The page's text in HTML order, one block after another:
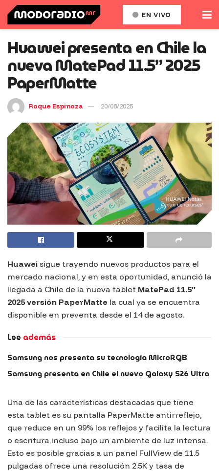
EN VIVO
Huawei presenta en Chile la
nueva MatePad 11.5” 2025
PaperMatte
Roque Espinoza 20/08/2025
Huawei sigue trayendo nuevos productos para el
mercado nacional, y en esta oportunidad, anunció la
llegada a Chile de la nueva tablet MatePad 11.5”
2025 versión PaperMatte la cual ya se encuentra
disponible en preventa desde el 14 de agosto.
Lee además
Samsung nos presenta su tecnología MicroRGB
Samsung presenta en Chile el nuevo Galaxy S26 Ultra
Una de las características destacadas que tiene
esta tablet es su pantalla PaperMatte antirreflejo,
que reduce en un 99% los reflejos y facilita la lectura
o escritura incluso bajo un ambiente de luz intensa.
Esto es posible gracias a un panel FullView de 11.5
pulgadas ofrece una resolución 2.5K y tasa de